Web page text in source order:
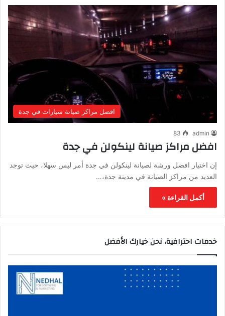
افضل مراكز صيانة سيارات في جدة
admin
83
افضل مراكز صيانة لينكولن في جدة
إن اختيار افضل ورشة لصيانة لينكولن في جدة أمر ليس سهلا، حيث توجد
العديد من مراكز الصيانة في مدينة جدة،…
أكمل القراءة »
خدمات احترافية، نحن خيارك الأفضل